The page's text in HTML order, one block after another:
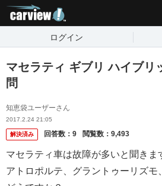
ログイン
マセラティ ギブリ ハイブリ
問
知恵袋ユーザーさん
2017.2.24 21:05
解決済み 回答数： 9 閲覧数： 9,493
マセラティ車は故障が多いと聞きま
アトロポルテ、グラントゥーリズモ